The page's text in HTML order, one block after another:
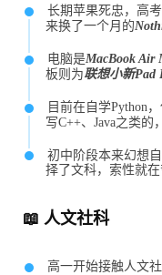
长期苹果死忠，高
来换了一个月的
电脑是MacBook Air
板则为联想小新Pad
目前在自学Python
写C++、Java之类的
初中阶段本来幻想
择了文科，索性就
📖 人文社科
高一开始接触人文